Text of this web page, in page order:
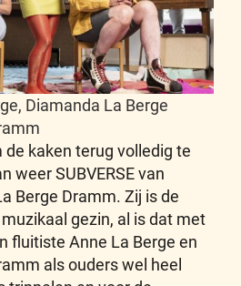
Diamanda La Berge
de kaken terug volledig te
weer SUBVERSE van
Berge Dramm. Zij is de
gezin, al is dat met
fluitiste Anne La Berge en
als ouders wel heel